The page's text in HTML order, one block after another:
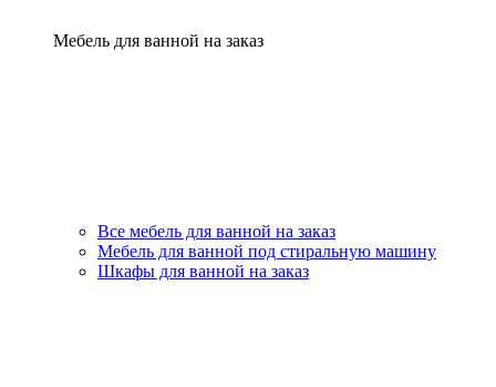
Мебель для ванной на заказ
Все мебель для ванной на заказ
Мебель для ванной под стиральную машину
Шкафы для ванной на заказ